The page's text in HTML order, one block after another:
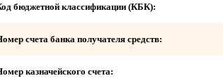
бюджетной классификации (КБК):
счета банка получателя средств:
казначейского счета: